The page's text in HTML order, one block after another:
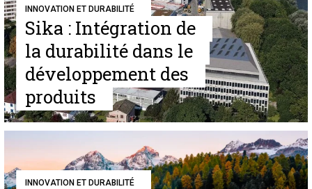
INNOVATION ET DURABILITÉ
Sika : Intégration de
la durabilité dans le
développement des
produits
INNOVATION ET DURABILITÉ